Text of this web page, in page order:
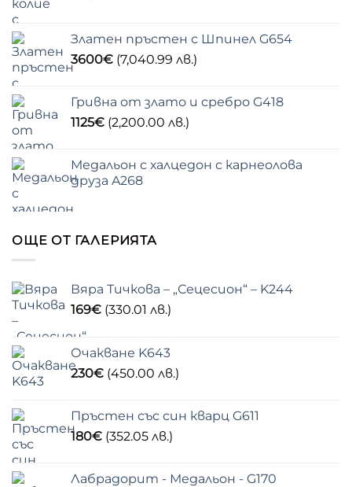
Златен пръстен с Шпинел G654
3600€ (7,040.99 лв.)
Гривна от злато и сребро G418
1125€ (2,200.00 лв.)
Медальон с халцедон с карнеолова
друза A268
ОЩЕ ОТ ГАЛЕРИЯТА
Вяра Тичкова – „Сецесион“ – K244
169€ (330.01 лв.)
Очакване K643
230€ (450.00 лв.)
Пръстен със син кварц G611
180€ (352.05 лв.)
Лабрадорит - Медальон - G170